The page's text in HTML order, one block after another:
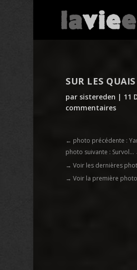
SUR LES QUAIS
par sistereden | 11
commentaires
← photo précédente :
photo suivante : Survol...
→ Voir les dernières
→ Voir la première photo